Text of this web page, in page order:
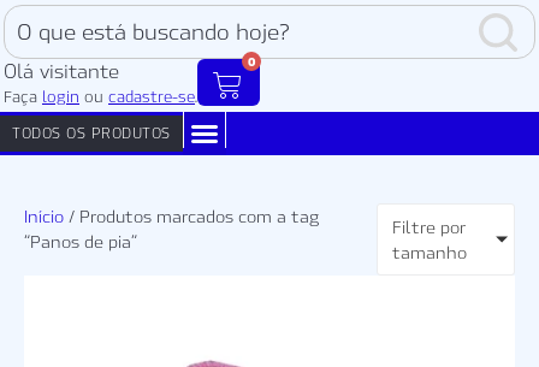
Olá visitante
Faça login ou cadastre-se.
0
TODOS OS PRODUTOS
Início / Produtos marcados com a tag
“Panos de pia”
Filtre por
tamanho